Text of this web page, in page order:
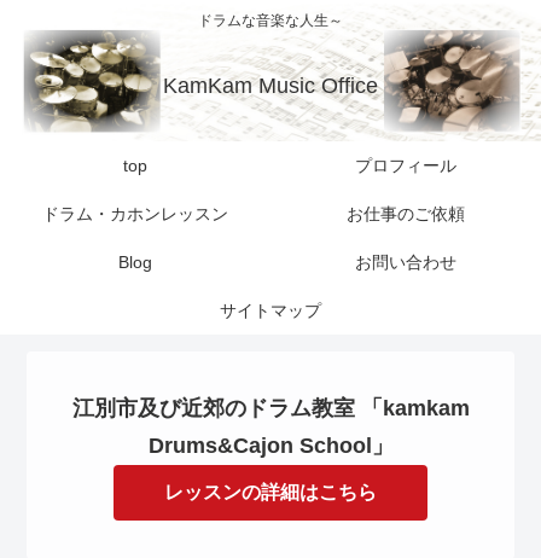
ドラムな音楽な人生～
KamKam Music Office
top プロフィール
ドラム・カホンレッスン お仕事のご依頼
Blog お問い合わせ
サイトマップ
江別市及び近郊のドラム教室 「kamkam
Drums&Cajon School」
レッスンの詳細はこちら